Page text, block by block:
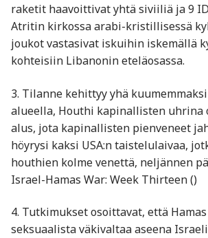
raketit haavoittivat yhtä siviiliä ja 9
Atritin kirkossa arabi-kristillisessä
joukot vastasivat iskuihin iskemällä
kohteisiin Libanonin eteläosassa.
3. Tilanne kehittyy yhä
alueella, Houthi kapinallisten uhrina
alus, jota kapinallisten pienveneet
höyrysi kaksi USA:n taistelulaivaa,
houthien kolme venettä, neljännen
Israel-Hamas War: Week Thirteen ()
4. Tutkimukset osoittavat, että
seksuaalista väkivaltaa aseena